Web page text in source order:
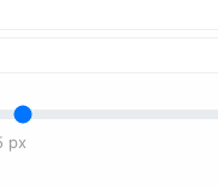
px